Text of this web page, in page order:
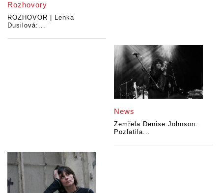
Rozhovory
ROZHOVOR | Lenka
Dusilová:...
News
Zemřela Denise Johnson.
Pozlatila...